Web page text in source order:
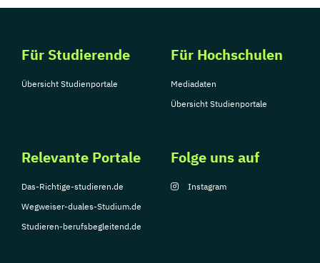
Für Studierende
Übersicht Studienportale
Für Hochschulen
Mediadaten
Übersicht Studienportale
Relevante Portale
Das-Richtige-studieren.de
Wegweiser-duales-Studium.de
Studieren-berufsbegleitend.de
Folge uns auf
Instagram